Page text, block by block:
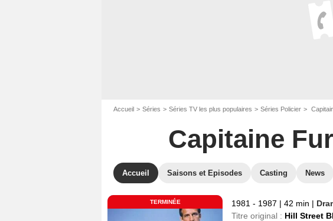
Accueil Séries Séries TV les plus populaires Séries Policier
Capitaine
Accueil Saisons et Episodes Casting News
TERMINÉE 1981 - 1987 | 42 min |
Titre original : Hill Street